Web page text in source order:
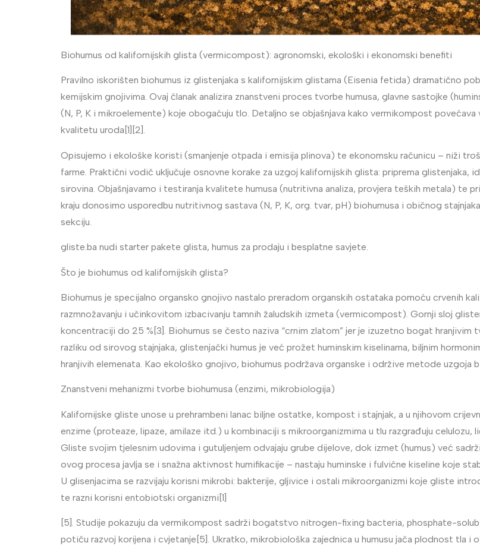
Biohumus od kalifornijskih glista (vermicompost): agronomski, ekološki i ekonomski benefiti
Pravilno iskorišten biohumus iz glistenjaka s kalifornijskim glistama (Eisenia fetida) dramatično
kemijskim gnojivima. Ovaj članak analizira znanstveni proces tvorbe humusa, glavne sastojke
(N, P, K i mikroelemente) koje obogaćuju tlo. Detaljno se objašnjava kako vermikompost
kvalitetu uroda[1][2].
Opisujemo i ekološke koristi (smanjenje otpada i emisija plinova) te ekonomsku računicu – niži
farme. Praktični vodič uključuje osnovne korake za uzgoj kalifornijskih glista: priprema
sirovina. Objašnjavamo i testiranja kvalitete humusa (nutritivna analiza, provjera teških metala) te
kraju donosimo usporedbu nutritivnog sastava (N, P, K, org. tvar, pH) biohumusa i običnog
sekciju.
gliste.ba nudi starter pakete glista, humus za prodaju i besplatne savjete.
Što je biohumus od kalifornijskih glista?
Biohumus je specijalno organsko gnojivo nastalo preradom organskih ostataka pomoću crvenih
razmnožavanju i učinkovitom izbacivanju tamnih žaludskih izmeta (vermicompost). Gornji sloj
koncentraciji do 25 %[3]. Biohumus se često naziva “crnim zlatom” jer je izuzetno bogat hranjivim
razliku od sirovog stajnjaka, glistenjački humus je već prožet huminskim kiselinama, biljnim
hranjivih elemenata. Kao ekološko gnojivo, biohumus podržava organske i održive metode uzgoja
Znanstveni mehanizmi tvorbe biohumusa (enzimi, mikrobiologija)
Kalifornijske gliste unose u prehrambeni lanac biljne ostatke, kompost i stajnjak, a u njihovom
enzime (proteaze, lipaze, amilaze itd.) u kombinaciji s mikroorganizmima u tlu razgrađuju
Gliste svojim tjelesnim udovima i gutuljenjem odvajaju grube dijelove, dok izmet (humus) već
ovog procesa javlja se i snažna aktivnost humifikacije – nastaju huminske i fulvične kiseline koje
U glisenjacima se razvijaju korisni mikrobi: bakterije, gljivice i ostali mikroorganizmi koje gliste
te razni korisni entobiotski organizmi[1]
[5]. Studije pokazuju da vermikompost sadrži bogatstvo nitrogen-fixing bacteria, phosphate-
potiču razvoj korijena i cvjetanje[5]. Ukratko, mikrobiološka zajednica u humusu jača plodnost tla